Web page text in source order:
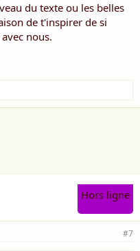
du texte ou les belles
de t'inspirer de si
nous.
Hors ligne
#7